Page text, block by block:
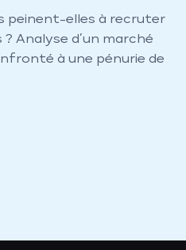
peinent-elles à recruter
Analyse d’un marché
à une pénurie de